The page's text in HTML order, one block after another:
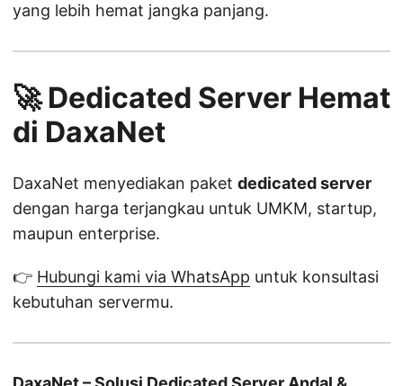
yang lebih hemat jangka panjang.
🚀 Dedicated Server Hemat
di DaxaNet
DaxaNet menyediakan paket dedicated server
dengan harga terjangkau untuk UMKM, startup,
maupun enterprise.
👉 Hubungi kami via WhatsApp untuk konsultasi
kebutuhan servermu.